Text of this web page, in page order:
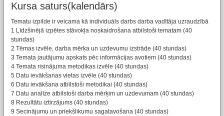
Kursa saturs(kalendārs)
Tematu izpilde ir veicama kā individuāls darbs darba vadītāja uzraudzībā
1 Līdzšinējā izpētes stāvokļa noskaidrošana atbilstoši tematam (40
stundas)
2 Tēmas izvēle, darba mērķa un uzdevumu izstrāde (40 stundas)
3 Temata jautājumu apskats pēc informācijas avotiem (40 stundas)
4 Temata risinājuma metodikas izvēle (40 stundas)
5 Datu ievākšanas vietas izvēle (40 stundas)
6 Datu ievākšana atbilstoši metodikai (40 stundas)
7 Datu analīze atbilstoši darba mērķim un uzdevumam (40 stundas)
8 Rezultātu iztirzājums (40 stundas)
9 Secinājumu un priekšlikumu sagatavošana (40 stundas)